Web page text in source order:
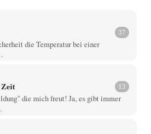
37
die Temperatur bei einer
Zeit 13
die mich freut! Ja, es gibt immer